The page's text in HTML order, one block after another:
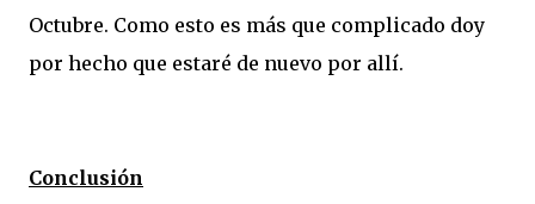
Octubre. Como esto es más que complicado doy
por hecho que estaré de nuevo por allí.
Conclusión